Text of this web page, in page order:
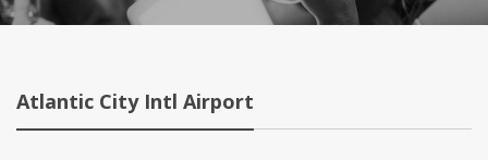
Atlantic City Intl Airport